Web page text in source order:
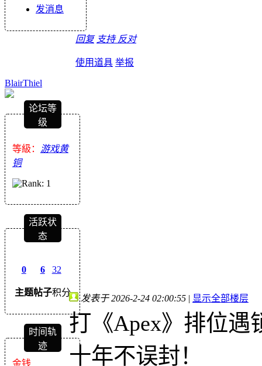
发消息
回复 支持 反对
使用道具 举报
BlairThiel
论坛等
级
等級： 游戏黄
铜
活跃状
态
0
主题
6
帖子
32
积分
时间轨
迹
金钱
发表于 2026-2-24 02:00:55 | 显示全部楼层
打《Apex》排位遇
十年不误封！